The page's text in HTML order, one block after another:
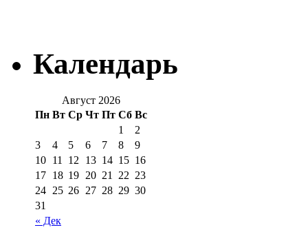
Календарь
Август 2026
Пн Вт Ср Чт Пт Сб Вс
« Дек
1
2
3
4 5 6 7 8
9
10 11 12 13 14 15 16
17 18 19 20 21 22 23
24 25 26 27 28 29 30
31